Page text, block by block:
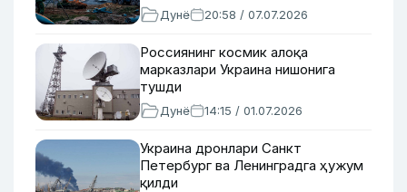
Дунё 20:58 / 07.07.2026
Россиянинг космик алоқа
марказлари Украина нишонига
тушди
Дунё 14:15 / 01.07.2026
Украина дронлари Санкт
Петербург ва Ленинградга ҳужум
қилди